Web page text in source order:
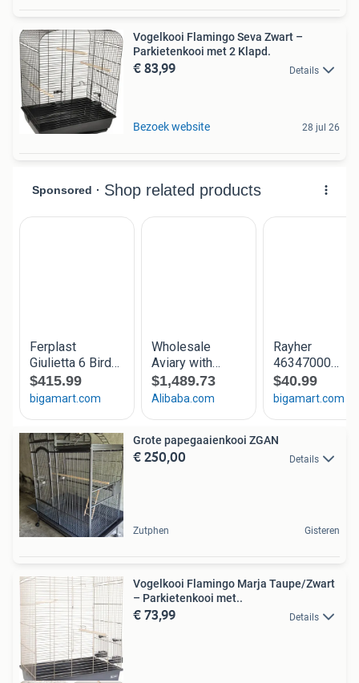
Vogelkooi Flamingo Seva Zwart –
Parkietenkooi met 2 Klapd.
€ 83,99 Details
Bezoek website 28 jul 26
Grote papegaaienkooi ZGAN
€ 250,00 Details
Zutphen Gisteren
Vogelkooi Flamingo Marja Taupe/Zwart
– Parkietenkooi met..
€ 73,99 Details